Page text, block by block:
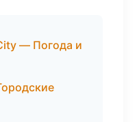
— Погода и